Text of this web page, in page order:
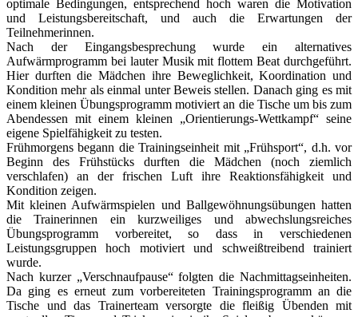
optimale Bedingungen, entsprechend hoch waren die Motivation
und Leistungsbereitschaft, und auch die Erwartungen der
Teilnehmerinnen.
Nach der Eingangsbesprechung wurde ein alternatives
Aufwärmprogramm bei lauter Musik mit flottem Beat durchgeführt.
Hier durften die Mädchen ihre Beweglichkeit, Koordination und
Kondition mehr als einmal unter Beweis stellen. Danach ging es mit
einem kleinen Übungsprogramm motiviert an die Tische um bis zum
Abendessen mit einem kleinen „Orientierungs-Wettkampf“ seine
eigene Spielfähigkeit zu testen.
Frühmorgens begann die Trainingseinheit mit „Frühsport“, d.h. vor
Beginn des Frühstücks durften die Mädchen (noch ziemlich
verschlafen) an der frischen Luft ihre Reaktionsfähigkeit und
Kondition zeigen.
Mit kleinen Aufwärmspielen und Ballgewöhnungsübungen hatten
die Trainerinnen ein kurzweiliges und abwechslungsreiches
Übungsprogramm vorbereitet, so dass in verschiedenen
Leistungsgruppen hoch motiviert und schweißtreibend trainiert
wurde.
Nach kurzer „Verschnaufpause“ folgten die Nachmittagseinheiten.
Da ging es erneut zum vorbereiteten Trainingsprogramm an die
Tische und das Trainerteam versorgte die fleißig Übenden mit